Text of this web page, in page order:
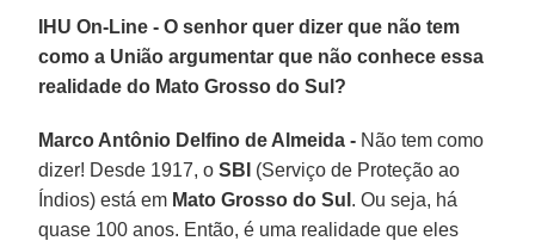
IHU On-Line - O senhor quer dizer que não tem
como a União argumentar que não conhece essa
realidade do Mato Grosso do Sul?
Marco Antônio Delfino de Almeida - Não tem como
dizer! Desde 1917, oSBI (Serviço de Proteção ao
Índios) está em Mato Grosso do Sul . Ou seja, há
quase 100 anos. Então, é uma realidade que eles